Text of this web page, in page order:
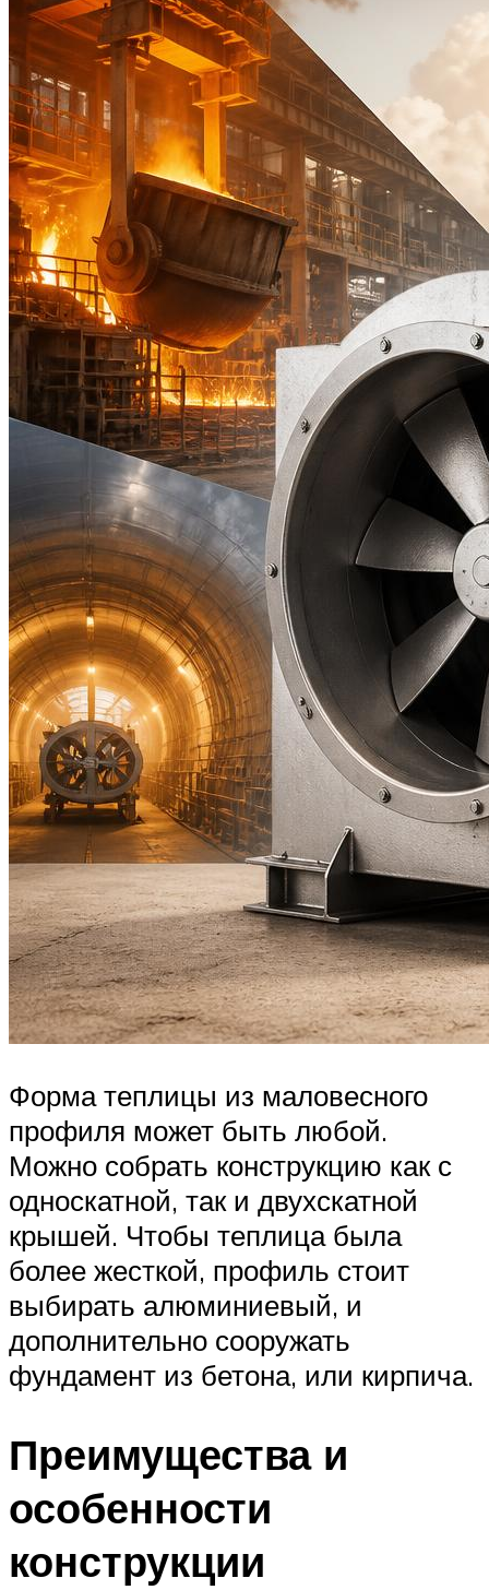
Форма теплицы из маловесного
профиля может быть любой.
Можно собрать конструкцию как с
односкатной, так и двухскатной
крышей. Чтобы теплица была
более жесткой, профиль стоит
выбирать алюминиевый, и
дополнительно сооружать
фундамент из бетона, или кирпича.
Преимущества и
особенности
конструкции